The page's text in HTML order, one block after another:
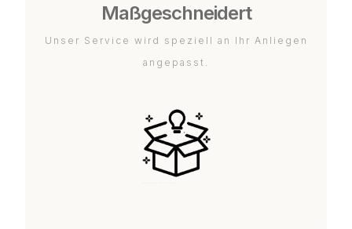
Maßgeschneidert
Unser Service wird speziell an Ihr Anliegen
angepasst.